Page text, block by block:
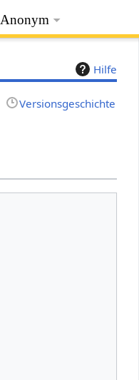
Anonym
Hilfe
Versionsgeschichte